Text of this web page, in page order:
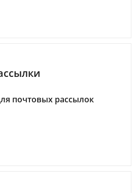
почтовых рассылок